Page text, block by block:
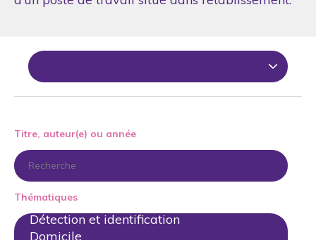
Titre, auteur(e) ou année
Thématiques